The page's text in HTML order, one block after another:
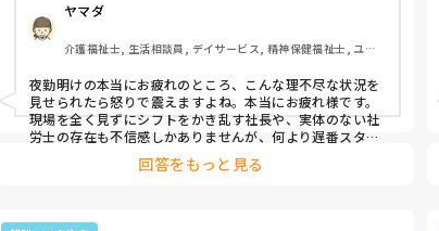
お花畑管理者に労務管理指導してないから毎回毎回とん
でもなく過酷なシフトを作り、スタッフは皆んな疲弊し
てやさぐれて無関心になる。利用者を平気で放置する事
態になるんですけど、一度きちんと指導して下さいと
社長には直談判したけど無視されましたᕦ(ò_óˇ)ᕤ
都合悪かったのか？それともご自身も労務管理の知識不
足なのを知られたく無いのか？
外泊から帰ってきたショートステイ利用中の認知症の利
用者さんが帰宅直後から不穏だったらしいけど、
手なのか嫌なのか分かりかねますが、恐らくいつも通り
ヤマダ
介護福祉士, 生活相談員, デイサービス, 精神保健福祉士, ユニ
​夜勤明けの本当にお疲れのところ、こんな理不尽な状況を
見せられたら怒りで震えますよね。本当にお疲れ様です。
​現場を全く見ずにシフトをかき乱す社長や、実体のない社
労士の存在も不信感しかありませんが、何より遅番スタッ
フの対応が酷すぎますね。玄関戸を破損するほどの事態に
なっているのに、記録に残さないのは信じられません。
いる人ばかりがすり減ってしまいますよね。
回答をもっと見る